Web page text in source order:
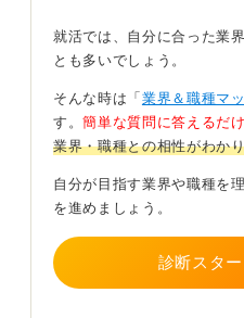
夜勤の有無や具体的な勤務
人員計画、そして安全教育
みについて具体的に質問し
この仕事は、一つのことに
決められた手順をきっちり
で小さな改善を積み重ねて
れる人に特に向いています。
もし内定後に職場の雰囲気
ら、実際に見学させてもら
（座談会）を設けてもらえ
就活では、自分に合った業
とも多いでしょう。
そんな時は「 業界＆職種マ
す。簡単な質問に答えるだ
業界・職種との相性がわか
自分が目指す業界や職種を
を進めましょう。
診断スター